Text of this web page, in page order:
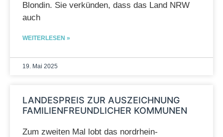
Blondin. Sie verkünden, dass das Land NRW
auch
WEITERLESEN »
19. Mai 2025
LANDESPREIS ZUR AUSZEICHNUNG
FAMILIENFREUNDLICHER KOMMUNEN
Zum zweiten Mal lobt das nordrhein-